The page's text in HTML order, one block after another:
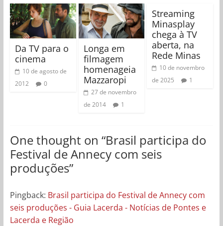
Da TV para o
cinema
10 de agosto de
2012
0
Longa em
filmagem
homenageia
Mazzaropi
27 de novembro
de 2014
1
Streaming
Minasplay
chega à TV
aberta, na
Rede Minas
10 de novembro
de 2025
1
One thought on “Brasil participa do
Festival de Annecy com seis
produções”
Pingback: Brasil participa do Festival de Annecy com
seis produções - Guia Lacerda - Notícias de Pontes e
Lacerda e Região